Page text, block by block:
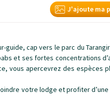
J'ajoute ma
cap vers le parc du
et ses fortes concentrations
vous apercevrez des espèces
votre lodge et profiter d’une